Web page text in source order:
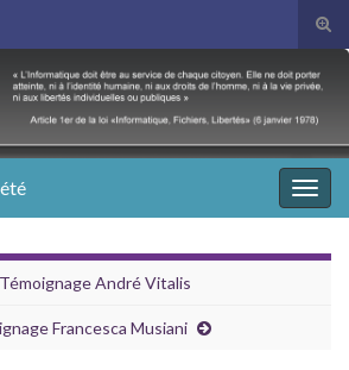
Témoignage André Vitalis
Francesca Musiani